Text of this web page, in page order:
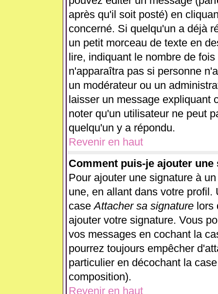
après qu'il soit posté) en
concerné. Si quelqu'un a déjà
un petit morceau de texte en
lire, indiquant le nombre de
n'apparaîtra pas si personne
un modérateur ou un
laisser un message expliquant
noter qu'un utilisateur ne peut
quelqu'un y a répondu.
Revenir en haut
Comment puis-je ajouter
Pour ajouter une signature à
une, en allant dans votre
caseAttacher sa signaturelors
ajouter votre signature. Vous
vos messages en cochant la
pourrez toujours empêcher
particulier en décochant la
composition).
Revenir en haut